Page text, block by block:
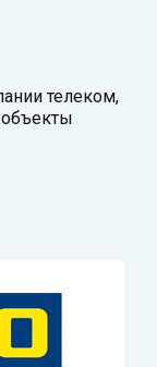
телеком,
объекты